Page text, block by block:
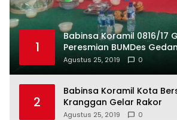
1
Babinsa Koramil 0816/17
Peresmian BUMDes
Agustus 25, 2019 0
2
Babinsa Koramil Kota
Kranggan Gelar Rakor
Agustus 25, 2019 0